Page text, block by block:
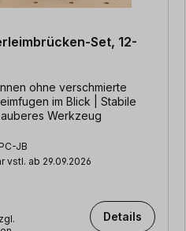
Set, 12-
ohne verschmierte
im Blick | Stabile
Werkzeug
JB
vstl. ab 29.09.2026
Details